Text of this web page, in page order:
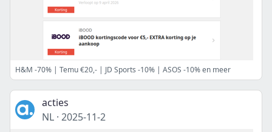
H&M -70% | Temu €20,- | JD Sports -10% | ASOS -10% en meer
acties
NL · 2025-11-2